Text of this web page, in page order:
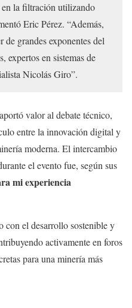
en la filtración utilizando
Eric Pérez. “Además,
grandes exponentes del
expertos en sistemas de
Nicolás Giro”.
valor al debate técnico,
entre la innovación digital y
moderna. El intercambio
el evento fue, según sus
mi experiencia
el desarrollo sostenible y
activamente en foros
para una minería más